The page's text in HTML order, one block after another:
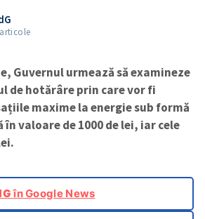
Guvernul urmează să examineze
de hotărâre prin care vor fi
maxime la energie sub formă
valoare de 1000 de lei, iar cele
în Google News